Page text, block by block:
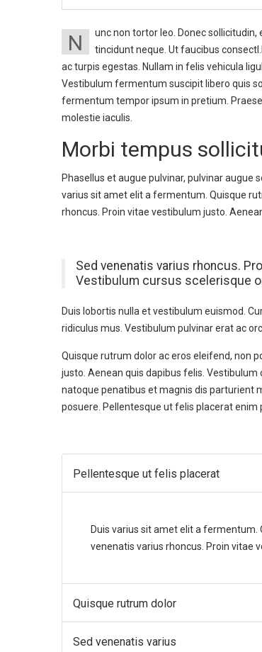
N
unc non tortor leo. Donec
tincidunt neque. Ut faucibus
ac turpis egestas. Nullam in felis vehicula
Vestibulum fermentum suscipit libero quis
fermentum tempor ipsum in pretium.
molestie iaculis.
Morbi tempus
Phasellus et augue pulvinar, pulvinar augue
varius sit amet elit a fermentum. Quisque
rhoncus. Proin vitae vestibulum justo.
Sed venenatis varius rhoncus.
Vestibulum cursus scelerisque
Duis lobortis nulla et vestibulum euismod.
ridiculus mus. Vestibulum pulvinar erat ac
Quisque rutrum dolor ac eros eleifend, non
justo. Aenean quis dapibus felis.
natoque penatibus et magnis dis parturient
posuere. Pellentesque ut felis placerat enim
Pellentesque ut felis placerat
Duis varius sit amet elit a
venenatis varius rhoncus. Proin vitae
Quisque rutrum dolor
Sed venenatis varius